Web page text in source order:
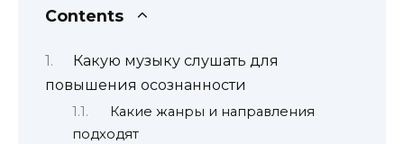
Contents
Какую музыку слушать для
повышения осознанности
Какие жанры и направления
подходят